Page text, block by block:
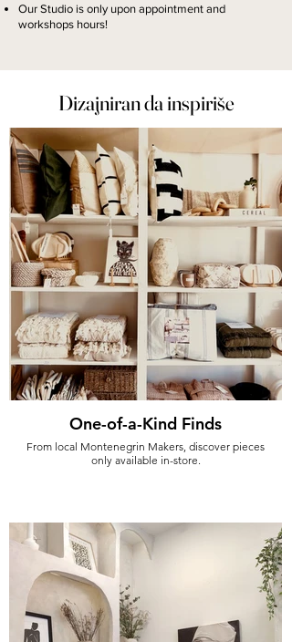
Our Studio is only upon appointment and
workshops hours!
Dizajniran da inspiriše
One-of-a-Kind Finds
From local Montenegrin Makers, discover pieces
only available in-store.